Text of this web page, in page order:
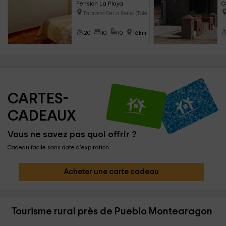
Pensión La Playa
Talavera De La Reina (Tolède)
20 10 10 16km
CARTES-
CADEAUX
Vous ne savez pas quoi offrir ?
Cadeau facile sans date d'expiration
Acheter une carte cadeau
Tourisme rural près de Pueblo Montearagon